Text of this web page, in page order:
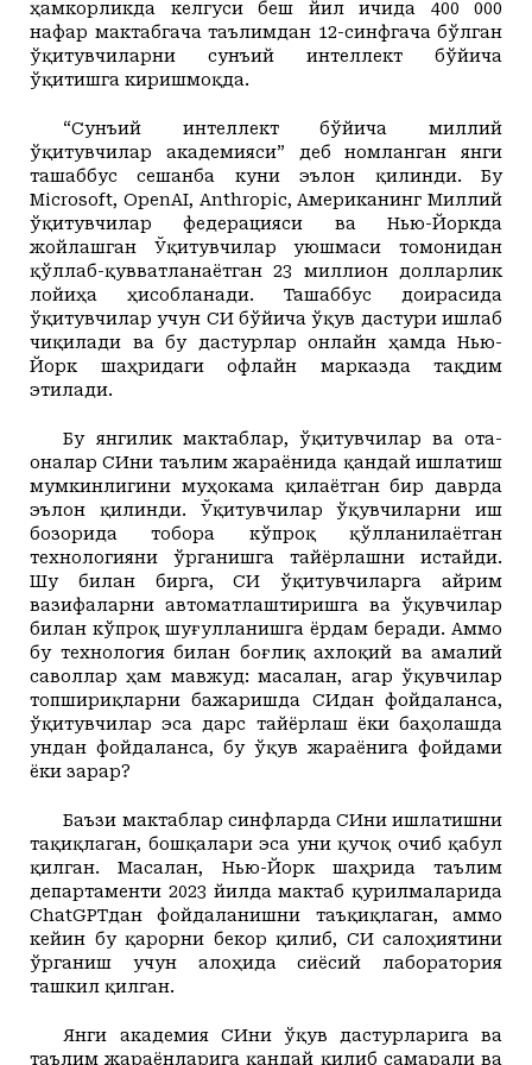
ҳамкорликда келгуси беш йил ичида 400 000
нафар мактабгача таълимдан 12-синфгача бўлган
ўқитувчиларни сунъий интеллект бўйича
ўқитишга киришмоқда.
“Сунъий интеллект бўйича миллий
ўқитувчилар академияси” деб номланган янги
ташаббус сешанба куни эълон қилинди. Бу
Microsoft, OpenAI, Anthropic, Американинг Миллий
ўқитувчилар федерацияси ва Нью-Йоркда
жойлашган Ўқитувчилар уюшмаси томонидан
қўллаб-қувватланаётган 23 миллион долларлик
лойиҳа ҳисобланади. Ташаббус доирасида
ўқитувчилар учун СИ бўйича ўқув дастури ишлаб
чиқилади ва бу дастурлар онлайн ҳамда Нью-
Йорк шаҳридаги офлайн марказда тақдим
этилади.
Бу янгилик мактаблар, ўқитувчилар ва ота-
оналар СИни таълим жараёнида қандай ишлатиш
мумкинлигини муҳокама қилаётган бир даврда
эълон қилинди. Ўқитувчилар ўқувчиларни иш
бозорида тобора кўпроқ қўлланилаётган
технологияни ўрганишга тайёрлашни истайди.
Шу билан бирга, СИ ўқитувчиларга айрим
вазифаларни автоматлаштиришга ва ўқувчилар
билан кўпроқ шуғулланишга ёрдам беради. Аммо
бу технология билан боғлиқ ахлоқий ва амалий
саволлар ҳам мавжуд: масалан, агар ўқувчилар
топшириқларни бажаришда СИдан фойдаланса,
ўқитувчилар эса дарс тайёрлаш ёки баҳолашда
ундан фойдаланса, бу ўқув жараёнига фойдами
ёки зарар?
Баъзи мактаблар синфларда СИни ишлатишни
тақиқлаган, бошқалари эса уни қучоқ очиб қабул
қилган. Масалан, Нью-Йорк шаҳрида таълим
департаменти 2023 йилда мактаб қурилмаларида
ChatGPTдан фойдаланишни таъқиқлаган, аммо
кейин бу қарорни бекор қилиб, СИ салоҳиятини
ўрганиш учун алоҳида сиёсий лаборатория
ташкил қилган.
Янги академия СИни ўқув дастурларига ва
таълим жараёнларига қандай қилиб самарали ва